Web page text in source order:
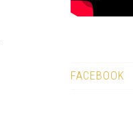
FACEBOOK